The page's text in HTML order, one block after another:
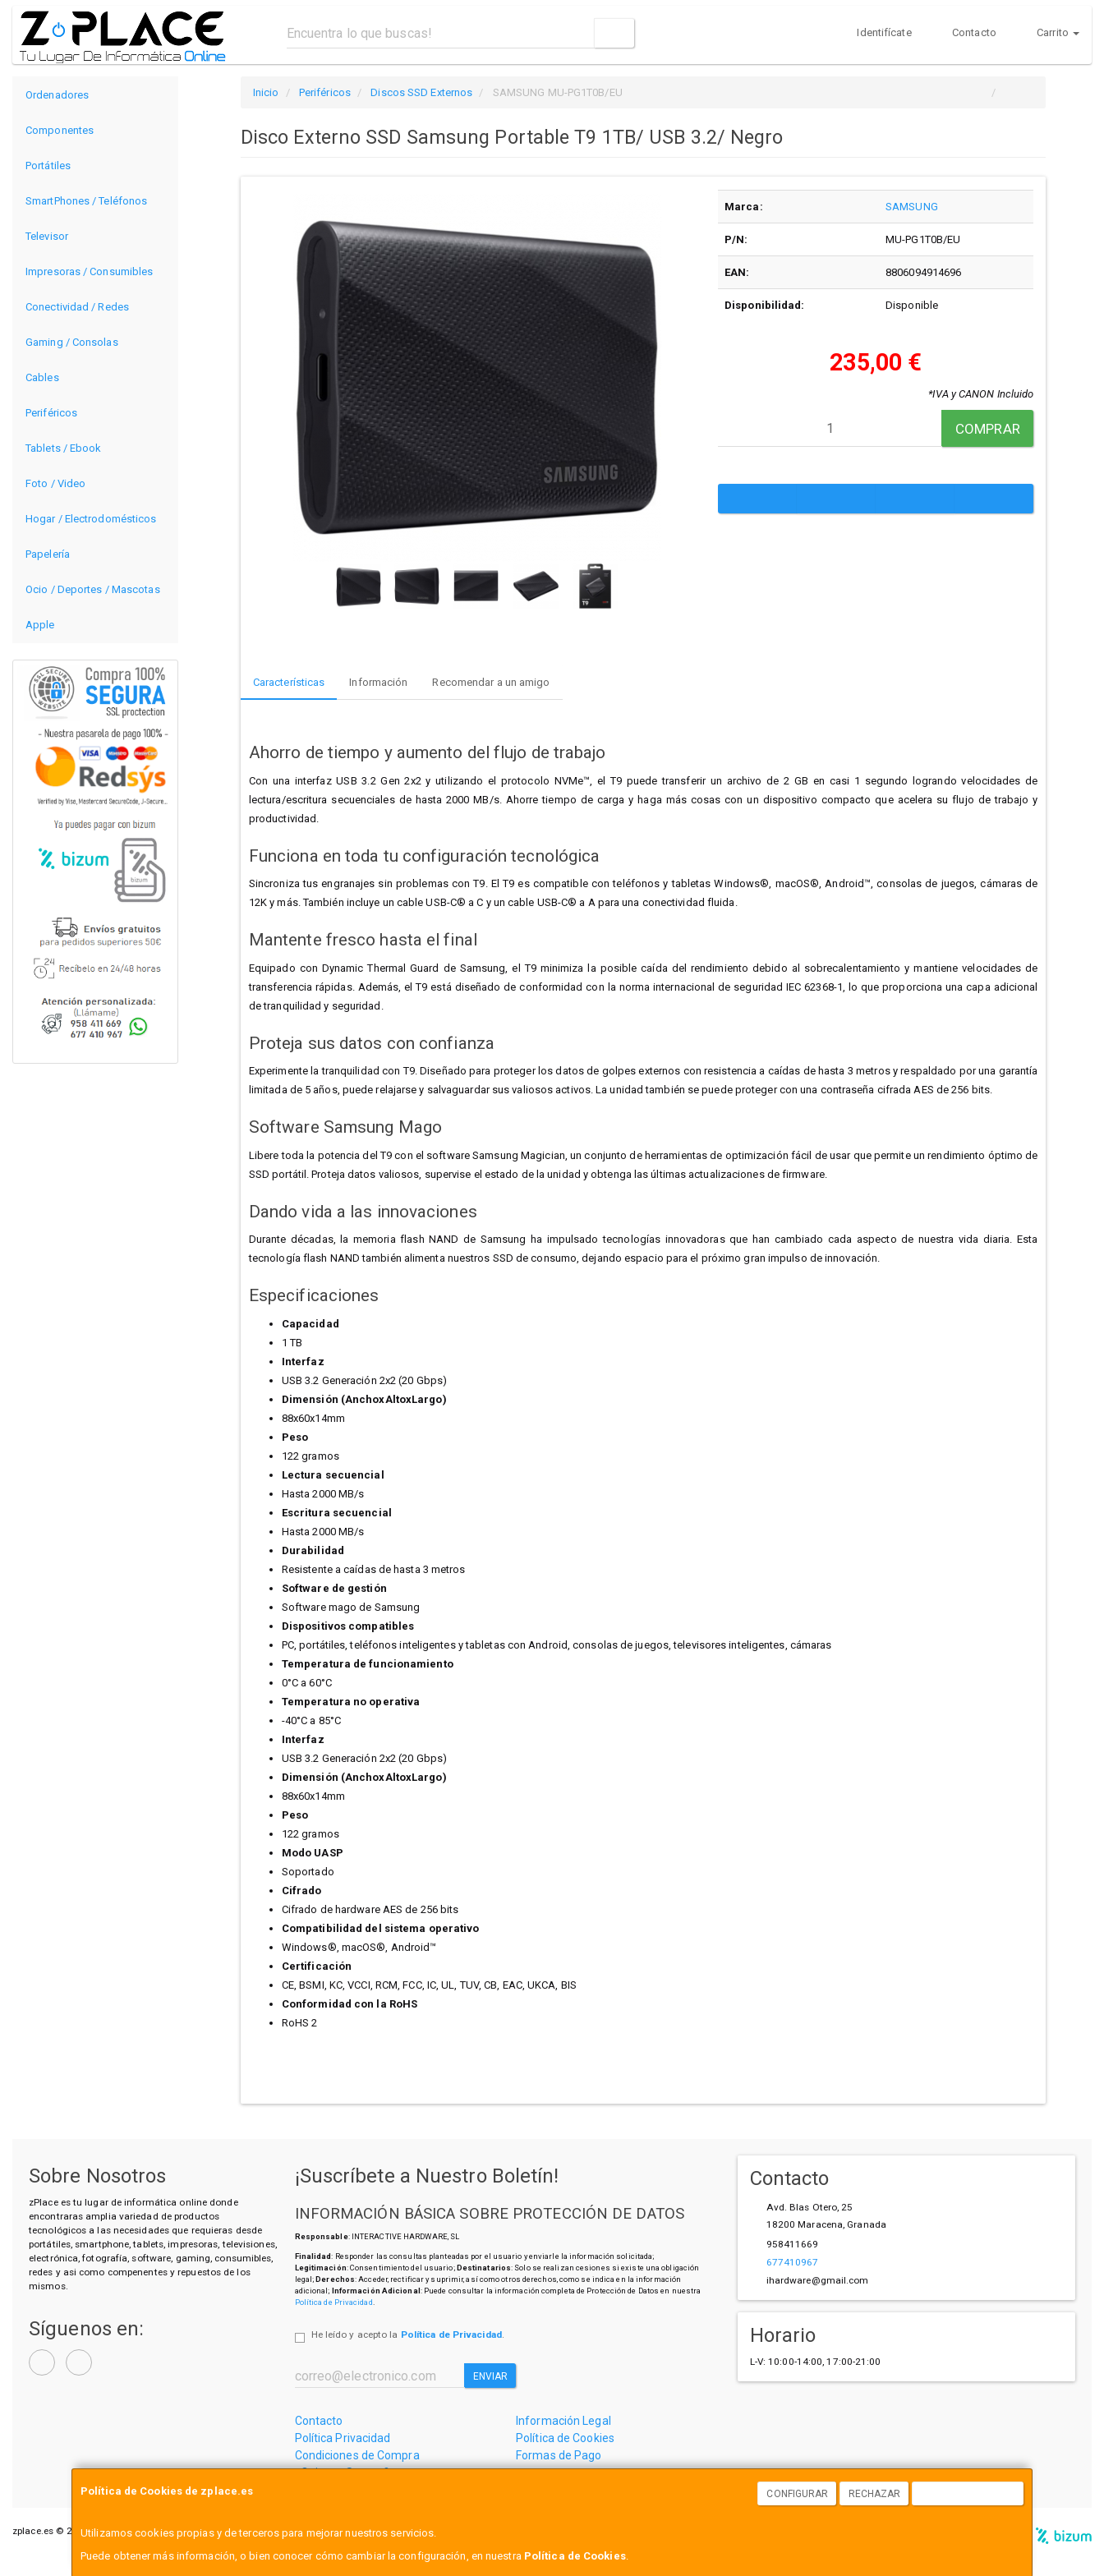
Identifícate Contacto Carrito
Ordenadores
Componentes
Portátiles
SmartPhones / Teléfonos
Televisor
Impresoras / Consumibles
Conectividad / Redes
Gaming / Consolas
Cables
Periféricos
Tablets / Ebook
Foto / Video
Hogar / Electrodomésticos
Papelería
Ocio / Deportes / Mascotas
Apple
Inicio Periféricos Discos SSD Externos SAMSUNG MU-PG1T0B/EU
Disco Externo SSD Samsung Portable T9 1TB/ USB 3.2/ Negro
Marca: SAMSUNG
P/N: MU-PG1T0B/EU
EAN: 8806094914696
Disponibilidad: Disponible
235,00 €
*IVA y CANON Incluido
COMPRAR
Características Información Recomendar a un amigo
Ahorro de tiempo y aumento del flujo de trabajo
Con una interfaz USB 3.2 Gen 2x2 y utilizando el protocolo NVMe™, el T9 puede transferir un archivo de 2 GB en casi 1 segundo logrando velocidades de
lectura/escritura secuenciales de hasta 2000 MB/s. Ahorre tiempo de carga y haga más cosas con un dispositivo compacto que acelera su flujo de trabajo y
productividad.
Funciona en toda tu configuración tecnológica
Sincroniza tus engranajes sin problemas con T9. El T9 es compatible con teléfonos y tabletas Windows®, macOS®, Android™, consolas de juegos, cámaras de
12K y más. También incluye un cable USB-C® a C y un cable USB-C® a A para una conectividad fluida.
Mantente fresco hasta el final
Equipado con Dynamic Thermal Guard de Samsung, el T9 minimiza la posible caída del rendimiento debido al sobrecalentamiento y mantiene velocidades de
transferencia rápidas. Además, el T9 está diseñado de conformidad con la norma internacional de seguridad IEC 62368-1, lo que proporciona una capa adicional
de tranquilidad y seguridad.
Proteja sus datos con confianza
Experimente la tranquilidad con T9. Diseñado para proteger los datos de golpes externos con resistencia a caídas de hasta 3 metros y respaldado por una garantía
limitada de 5 años, puede relajarse y salvaguardar sus valiosos activos. La unidad también se puede proteger con una contraseña cifrada AES de 256 bits.
Software Samsung Mago
Libere toda la potencia del T9 con el software Samsung Magician, un conjunto de herramientas de optimización fácil de usar que permite un rendimiento óptimo de
SSD portátil. Proteja datos valiosos, supervise el estado de la unidad y obtenga las últimas actualizaciones de firmware.
Dando vida a las innovaciones
Durante décadas, la memoria flash NAND de Samsung ha impulsado tecnologías innovadoras que han cambiado cada aspecto de nuestra vida diaria. Esta
tecnología flash NAND también alimenta nuestros SSD de consumo, dejando espacio para el próximo gran impulso de innovación.
Especificaciones
Capacidad
1 TB
Interfaz
USB 3.2 Generación 2x2 (20 Gbps)
Dimensión (AnchoxAltoxLargo)
88x60x14mm
Peso
122 gramos
Lectura secuencial
Hasta 2000 MB/s
Escritura secuencial
Hasta 2000 MB/s
Durabilidad
Resistente a caídas de hasta 3 metros
Software de gestión
Software mago de Samsung
Dispositivos compatibles
PC, portátiles, teléfonos inteligentes y tabletas con Android, consolas de juegos, televisores inteligentes, cámaras
Temperatura de funcionamiento
0°C a 60°C
Temperatura no operativa
-40°C a 85°C
Interfaz
USB 3.2 Generación 2x2 (20 Gbps)
Dimensión (AnchoxAltoxLargo)
88x60x14mm
Peso
122 gramos
Modo UASP
Soportado
Cifrado
Cifrado de hardware AES de 256 bits
Compatibilidad del sistema operativo
Windows®, macOS®, Android™
Certificación
CE, BSMI, KC, VCCI, RCM, FCC, IC, UL, TUV, CB, EAC, UKCA, BIS
Conformidad con la RoHS
RoHS 2
Política de Cookies de zplace.es CONFIGURAR RECHAZAR
Utilizamos cookies propias y de terceros para mejorar nuestros servicios.
Puede obtener más información, o bien conocer cómo cambiar la configuración, en nuestra Política de Cookies.
Sobre Nosotros
zPlace es tu lugar de informática online donde
encontraras amplia variedad de productos
tecnológicos a las necesidades que requieras desde
portátiles, smartphone, tablets, impresoras, televisiones,
electrónica, fotografía, software, gaming, consumibles,
redes y asi como compenentes y repuestos de los
mismos.
Síguenos en:
¡Suscríbete a Nuestro Boletín!
INFORMACIÓN BÁSICA SOBRE PROTECCIÓN DE DATOS
Responsable: INTERACTIVE HARDWARE, SL
Finalidad: Responder las consultas planteadas por el usuario y enviarle la información solicitada;
Legitimación: Consentimiento del usuario;Destinatarios: Solo se realizan cesiones si existe una obligación
legal;Derechos: Acceder, rectificar y suprimir, así como otros derechos, como se indica en la información
adicional; Información Adicional: Puede consultar la información completa de Protección de Datos en nuestra
Política de Privacidad
He leído y acepto la Política de Privacidad.
ENVIAR
Contacto
Información Legal
Política Privacidad
Política de Cookies
Condiciones de Compra
Formas de Pago
¿Quienes Somos?
Contacto
Avd. Blas Otero, 25
18200 Maracena, Granada
958411669
677410967
ihardware@gmail.com
Horario
L-V: 10:00-14:00, 17:00-21:00
zplace.es © 2026
, , , , España. - C.I.F.: B18558999 - Tfno: